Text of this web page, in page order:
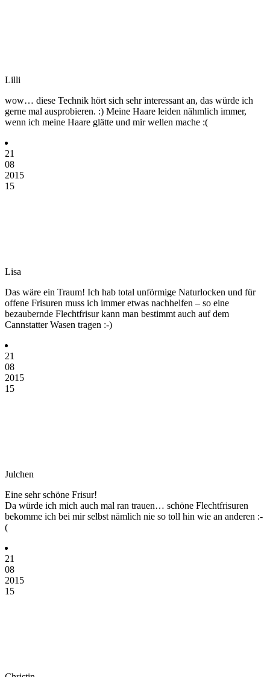
Lilli
wow… diese Technik hört sich sehr interessant an, das würde ich
gerne mal ausprobieren. :) Meine Haare leiden nähmlich immer,
wenn ich meine Haare glätte und mir wellen mache :(
21
08
2015
15
Lisa
Das wäre ein Traum! Ich hab total unförmige Naturlocken und für
offene Frisuren muss ich immer etwas nachhelfen – so eine
bezaubernde Flechtfrisur kann man bestimmt auch auf dem
Cannstatter Wasen tragen :-)
21
08
2015
15
Julchen
Eine sehr schöne Frisur!
Da würde ich mich auch mal ran trauen… schöne Flechtfrisuren
bekomme ich bei mir selbst nämlich nie so toll hin wie an anderen :-
(
21
08
2015
15